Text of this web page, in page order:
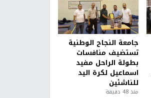
جامعة النجاح الوطنية
تستضيف منافسات
بطولة الراحل مفيد
اسماعيل لكرة اليد
للناشئين
منذ 48 دقيقة